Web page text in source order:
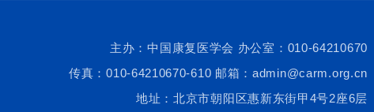
主办：中国康复医学会 办公室：010-64210670
传真：010-64210670-610 邮箱：admin@carm.org.cn
地址：北京市朝阳区惠新东街甲4号2座6层